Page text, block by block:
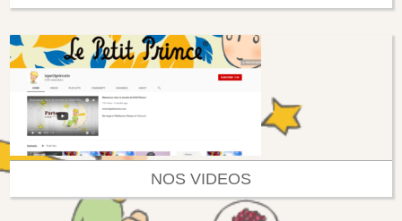
NOS VIDEOS